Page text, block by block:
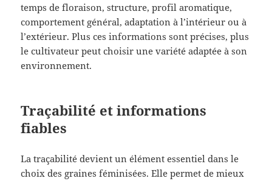
temps de floraison, structure, profil aromatique,
comportement général, adaptation à l’intérieur ou à
l’extérieur. Plus ces informations sont précises, plus
le cultivateur peut choisir une variété adaptée à son
environnement.
Traçabilité et informations
fiables
La traçabilité devient un élément essentiel dans le
choix des graines féminisées. Elle permet de mieux